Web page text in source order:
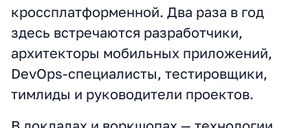
кроссплатформенной. Два раза в год
здесь встречаются разработчики,
архитекторы мобильных приложений,
DevOps-специалисты, тестировщики,
тимлиды и руководители проектов.